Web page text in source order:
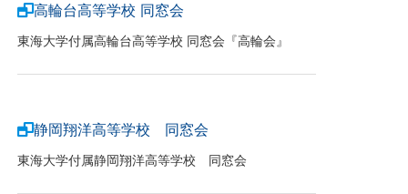
高輪台高等学校 同窓会
東海大学付属高輪台高等学校 同窓会『高輪会』
静岡翔洋高等学校 同窓会
東海大学付属静岡翔洋高等学校 同窓会